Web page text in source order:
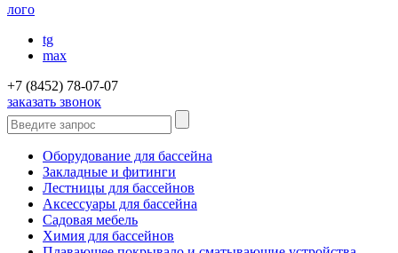
лого
tg
max
+7 (8452) 78-07-07
заказать звонок
Оборудование для бассейна
Закладные и фитинги
Лестницы для бассейнов
Аксессуары для бассейна
Садовая мебель
Химия для бассейнов